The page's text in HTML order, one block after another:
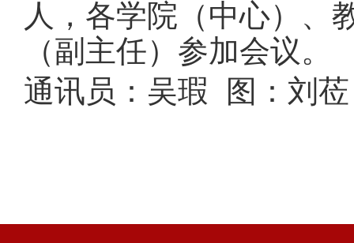
人，各学院（中心）、
（副主任）参加会议。
通讯员：吴瑕 图：刘莅